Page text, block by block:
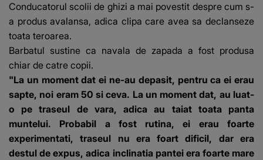
fanilor
Conducatorul scolii de ghizi a mai povestit despre cum s-
a produs avalansa, adica clipa care avea sa declanseze
toata teroarea.
Barbatul sustine ca navala de zapada a fost produsa
chiar de catre copii.
"La un moment dat ei ne-au depasit, pentru ca ei erau
sapte, noi eram 50 si ceva. La un moment dat, au luat-
o pe traseul de vara, adica au taiat toata panta
muntelui. Probabil a fost rutina, ei erau foarte
experimentati, traseul nu era foart dificil, dar era
destul de expus, adica inclinatia pantei era foarte mare